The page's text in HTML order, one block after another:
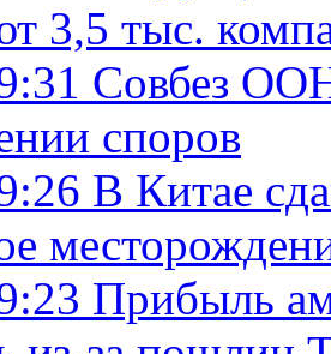
3,5 тыс.
Совбез
споров
В Китае
Прибыль